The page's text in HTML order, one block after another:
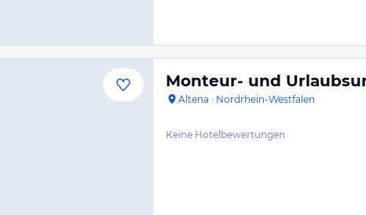
Monteur- und
Altena · Nordrhein-Westfalen
Keine Hotelbewertungen